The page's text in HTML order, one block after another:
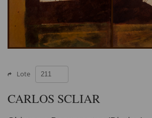
Lote
CARLOS SCLIAR